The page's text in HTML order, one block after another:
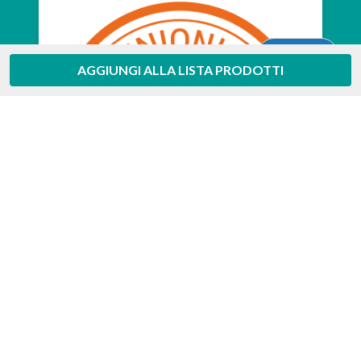
AGGIUNGI ALLA LISTA PRODOTTI
Aiuto